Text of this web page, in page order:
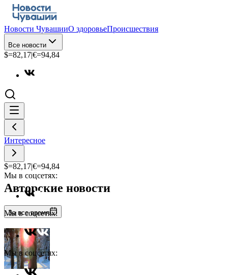
Новости ЧувашииО здоровьеПроисшествия
Все новости
$=82,17|€=94,84
Интересное
$=82,17|€=94,84
Мы в соцсетях:
Мы в соцсетях:
Мы в соцсетях:
Авторские новости
За все время